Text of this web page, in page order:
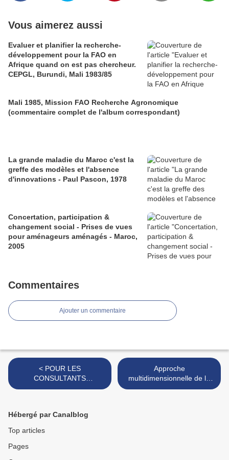
Vous aimerez aussi
Evaluer et planifier la recherche-
développement pour la FAO en
Afrique quand on est pas chercheur.
CEPGL, Burundi, Mali 1983/85
Mali 1985, Mission FAO Recherche Agronomique
(commentaire complet de l'album correspondant)
La grande maladie du Maroc c'est la
greffe des modèles et l'absence
d'innovations - Paul Pascon, 1978
Concertation, participation &
changement social - Prises de vues
pour aménageurs aménagés - Maroc,
2005
Commentaires
Ajouter un commentaire
< POUR LES
CONSULTANTS
INTERNATIONAUX EN
CARRIERE, STATUT
PROFESSIONNEL,
Approche
multidimensionnelle de la
demande en eau agricole.
Hébergé par Canalblog
Top articles
Pages